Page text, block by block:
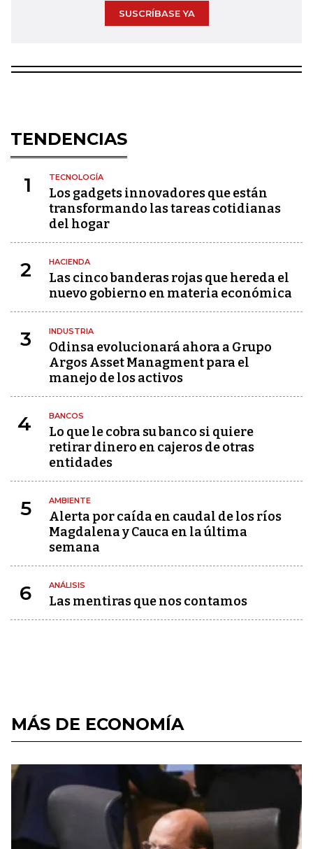
SUSCRÍBASE YA
TENDENCIAS
1 TECNOLOGÍA
Los gadgets innovadores que están
transformando las tareas cotidianas
del hogar
2 HACIENDA
Las cinco banderas rojas que hereda el
nuevo gobierno en materia económica
3 INDUSTRIA
Odinsa evolucionará ahora a Grupo
Argos Asset Managment para el
manejo de los activos
4 BANCOS
Lo que le cobra su banco si quiere
retirar dinero en cajeros de otras
entidades
5 AMBIENTE
Alerta por caída en caudal de los ríos
Magdalena y Cauca en la última
semana
6 ANÁLISIS
Las mentiras que nos contamos
MÁS DE ECONOMÍA